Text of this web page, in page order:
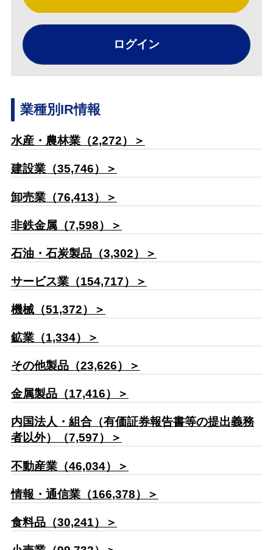
ログイン
業種別IR情報
水産・農林業（2,272）＞
建設業（35,746）＞
卸売業（76,413）＞
非鉄金属（7,598）＞
石油・石炭製品（3,302）＞
サービス業（154,717）＞
機械（51,372）＞
鉱業（1,334）＞
その他製品（23,626）＞
金属製品（17,416）＞
内国法人・組合（有価証券報告書等の提出義務
者以外）（7,597）＞
不動産業（46,034）＞
情報・通信業（166,378）＞
食料品（30,241）＞